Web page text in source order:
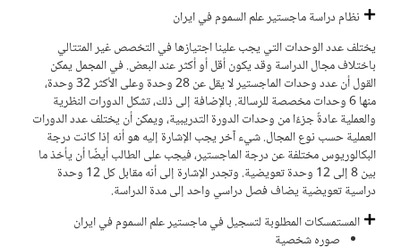
نظام دراسة ماجستير علم السموم في ايران
يختلف عدد الوحدات التي يجب علينا اجتيازها في التخصص غير المتتالي
باختلاف مجال الدراسة وقد يكون أقل أو أكثر عند البعض. في المجمل يمكن
القول أن عدد وحدات الماجستير لا يقل عن 28 وحدة وعلى الأكثر 32 وحدة،
منها 6 وحدات مخصصة للرسالة. بالإضافة إلى ذلك، تشكل الدورات النظرية
والعملية عادةً جزءًا من وحدات الدورة التدريبية، ويمكن أن يختلف عدد الدورات
العملية حسب نوع المجال. شيء آخر يجب الإشارة إليه هو أنه إذا كانت درجة
البكالوريوس مختلفة عن درجة الماجستير، فيجب على الطالب أيضًا أن يأخذ ما
بين 8 إلى 12 وحدة تعويضية. وتجدر الإشارة إلى أنه مقابل كل 12 وحدة
دراسية تعويضية يضاف فصل دراسي واحد إلى مدة الدراسة.
المستمسكات المطلوبة لتسجيل في ماجستير علم السموم في ايران
صوره شخصية